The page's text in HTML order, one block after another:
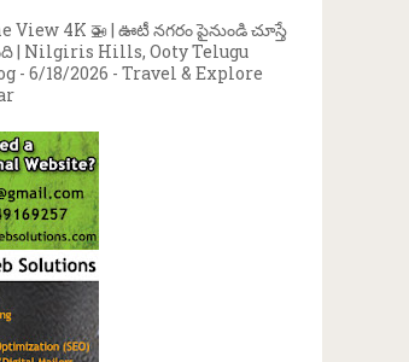
View 4K 🚁 | ఊటీ నగరం పైనుండి చూస్తే
| Nilgiris Hills, Ooty Telugu
- 6/18/2026 - Travel & Explore